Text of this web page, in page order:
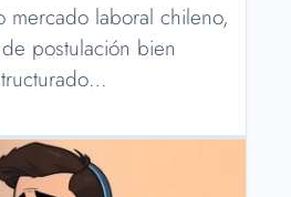
mercado laboral chileno,
postulación bien